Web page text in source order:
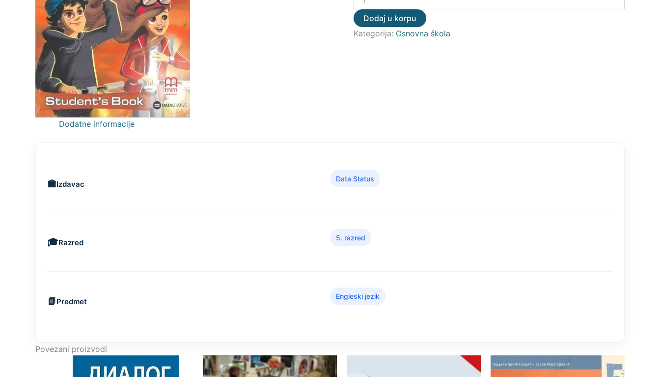
Dodaj u korpu
Kategorija: Osnovna škola
Dodatne informacije
Izdavac
Data Status
Razred
5. razred
Predmet
Engleski jezik
Povezani proizvodi